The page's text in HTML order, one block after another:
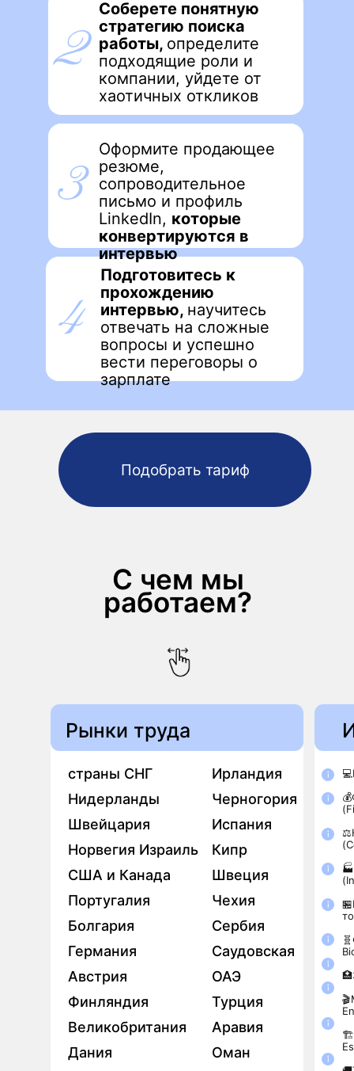
Оформите продающее
резюме,
сопроводительное
письмо и профиль
LinkedIn, которые
конвертируются в
интервью
Соберете понятную
стратегию поиска
работы, определите
подходящие роли и
компании, уйдете от
хаотичных откликов
Подготовитесь к
прохождению
интервью, научитесь
отвечать на сложные
вопросы и успешно
вести переговоры о
зарплате
Подобрать тариф
С чем мы
работаем?
Рынки труда
страны СНГ
Нидерланды
Швейцария
Норвегия Израиль
США и Канада
Португалия
Болгария
Германия
Австрия
Финляндия
Великобритания
Дания
Ирландия
Черногория
Испания
Кипр
Швеция
Чехия
Сербия
Саудовская
ОАЭ
Турция
Аравия
Оман